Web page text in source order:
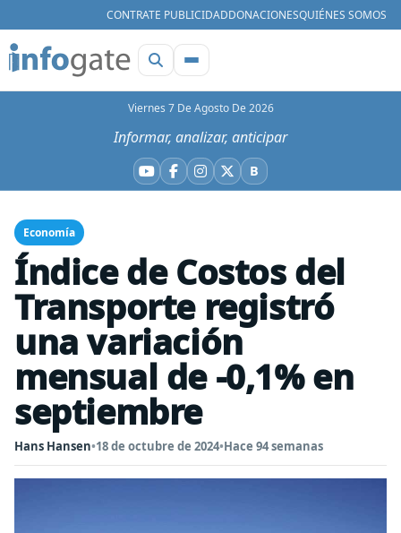
CONTRATE PUBLICIDADDONACIONESQUIÉNES SOMOS
Viernes 7 De Agosto De 2026
Informar, analizar, anticipar
YouTube
Facebook
Instagram
X BBluesky
Economía
Índice de Costos del
Transporte registró
una variación
mensual de -0,1% en
septiembre
Hans Hansen•18 de octubre de 2024•Hace 94 semanas